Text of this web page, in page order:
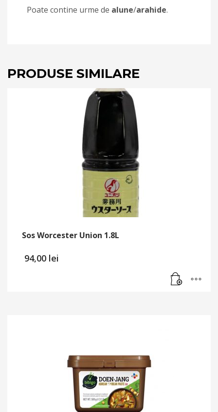
Poate contine urme de alune/arahide.
PRODUSE SIMILARE
Sos Worcester Union 1.8L
94,00 lei